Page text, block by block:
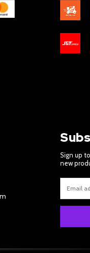
Sign up
new